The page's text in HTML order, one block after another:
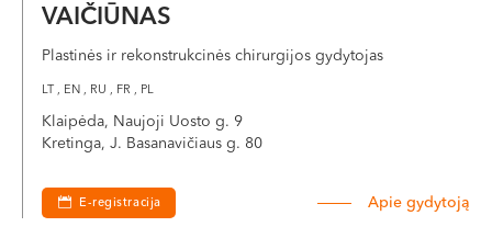
VAIČIŪNAS
Plastinės ir rekonstrukcinės chirurgijos gydytojas
LT , EN , RU , FR , PL
Klaipėda, Naujoji Uosto g. 9
Kretinga, J. Basanavičiaus g. 80
E-registracija Apie gydytoją